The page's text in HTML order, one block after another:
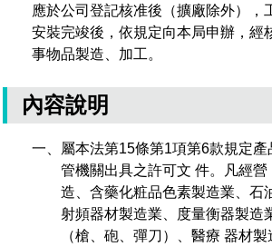
招標資訊
局長電子信箱
組織法
組織職掌
管理局位置
施政主軸
國家科學及技術委員會重大政策
工作職掌與聯絡管道
廉政反貪、防貪專區
廉政資訊
獲獎記錄
檔案應用專區
檔案應用服務須知
WebMail(新)
競爭優勢
水電供應
園區土地廠房宿舍出租資訊
園區資源再生中心
簡介
土地規劃
水電供應
園區土地廠房宿舍出租資訊
橋頭園區
競爭優勢
土地規劃
水電供應
交通資訊
機構及廠商名錄
廠商名錄
文化藝術
申請流程及表單
申辦案件處理時限
投資業務
工商業務
相關費用
園區事業管理費
土地及廠房租賃
宿舍租金費用
園區課程及獎補助計畫
園區培訓課程
園區參訪申請
應於公司登記核准後（擴廠除外），
安裝完竣後，依規定向本局申辦，經
事物品製造、加工。
內容說明
一、屬本法第15條第1項第6款規定
管機關出具之許可文 件。凡經
造、含藥化粧品色素製造業、石
射頻器材製造業、度量衡器製造
（槍、砲、彈刀）、醫療 器材